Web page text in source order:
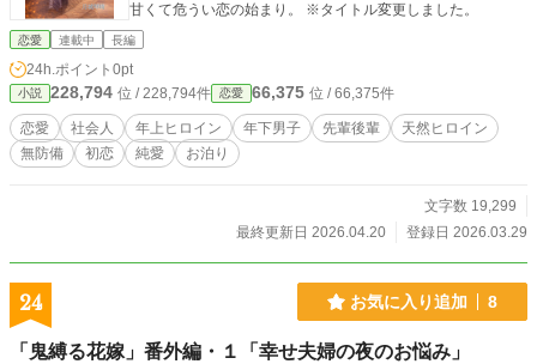
甘くて危うい恋の始まり。 ※タイトル変更しました。
恋愛 連載中 長編
24h.ポイント 0pt
小説 228,794 位 / 228,794件 恋愛 66,375 位 / 66,375件
恋愛 社会人 年上ヒロイン 年下男子 先輩後輩
天然ヒロイン
無防備
初恋 純愛 お泊り
文字数 19,299
最終更新日 2026.04.20
登録日 2026.03.29
24 お気に入り追加 8
「鬼縛る花嫁」番外編・１「幸せ夫婦の夜のお悩み」